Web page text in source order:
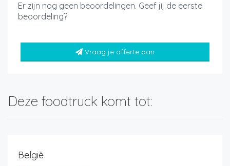
Er zijn nog geen beoordelingen. Geef jij de eerste
beoordeling?
Vraag je offerte aan
Deze foodtruck komt tot:
België